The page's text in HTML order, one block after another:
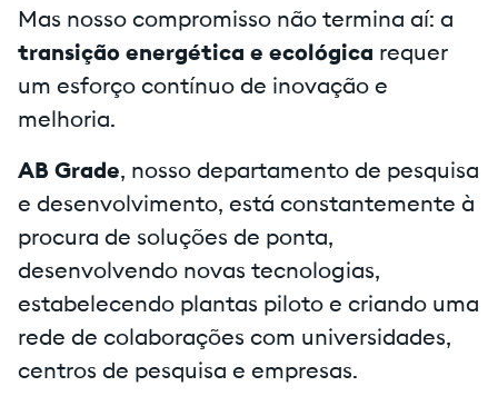
Mas nosso compromisso não termina aí: a
transição energética e ecológica requer
um esforço contínuo de inovação e
melhoria.
AB Grade, nosso departamento de pesquisa
e desenvolvimento, está constantemente à
procura de soluções de ponta,
desenvolvendo novas tecnologias,
estabelecendo plantas piloto e criando uma
rede de colaborações com universidades,
centros de pesquisa e empresas.